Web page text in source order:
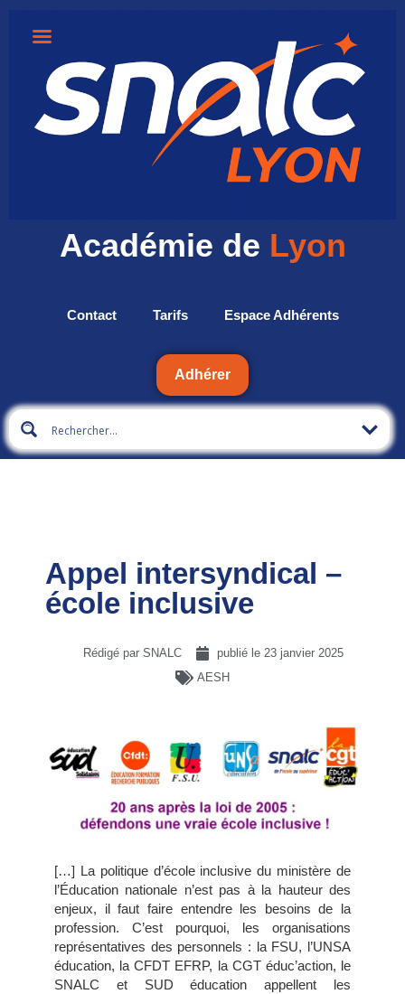
Académie de Lyon
Contact Tarifs Espace Adhérents
Adhérer
Appel intersyndical –
école inclusive
Rédigé par SNALC publié le 23 janvier 2025
AESH
[…] La politique d’école inclusive du ministère de
l’Éducation nationale n’est pas à la hauteur des
enjeux, il faut faire entendre les besoins de la
profession. C’est pourquoi, les organisations
représentatives des personnels : la FSU, l’UNSA
éducation, la CFDT EFRP, la CGT éduc’action, le
SNALC et SUD éducation appellent les